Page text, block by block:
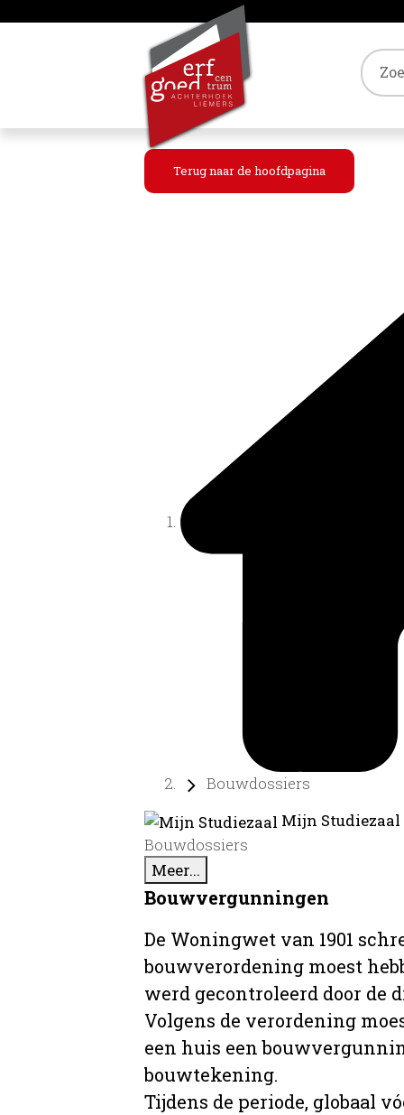
Terug naar de hoofdpagina
Bouwdossiers
Mijn
Bouwdossiers
Meer...
Bouwvergunningen
De Woningwet van 1901
bouwverordening moest
werd gecontroleerd door de
Volgens de verordening
een huis een
bouwtekening.
Tijdens de periode, globaal